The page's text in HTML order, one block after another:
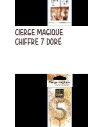
CIERGE MAGIQUE
CHIFFRE 7 DORÉ